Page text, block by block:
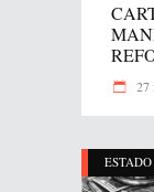
27
ESTADO